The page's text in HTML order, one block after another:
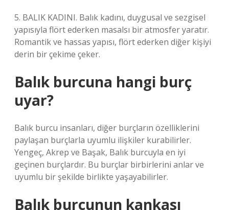
5. BALIK KADINI. Balık kadını, duygusal ve sezgisel
yapısıyla flört ederken masalsı bir atmosfer yaratır.
Romantik ve hassas yapısı, flört ederken diğer kişiyi
derin bir çekime çeker.
Balık burcuna hangi burç
uyar?
Balık burcu insanları, diğer burçların özelliklerini
paylaşan burçlarla uyumlu ilişkiler kurabilirler.
Yengeç, Akrep ve Başak, Balık burcuyla en iyi
geçinen burçlardır. Bu burçlar birbirlerini anlar ve
uyumlu bir şekilde birlikte yaşayabilirler.
Balık burcunun kankası